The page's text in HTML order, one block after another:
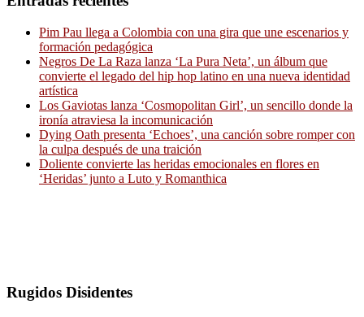
Pim Pau llega a Colombia con una gira que une escenarios y
formación pedagógica
Negros De La Raza lanza ‘La Pura Neta’, un álbum que
convierte el legado del hip hop latino en una nueva identidad
artística
Los Gaviotas lanza ‘Cosmopolitan Girl’, un sencillo donde la
ironía atraviesa la incomunicación
Dying Oath presenta ‘Echoes’, una canción sobre romper con
la culpa después de una traición
Doliente convierte las heridas emocionales en flores en
‘Heridas’ junto a Luto y Romanthica
Rugidos Disidentes